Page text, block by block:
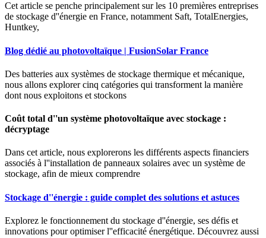
Cet article se penche principalement sur les 10 premières entreprises
de stockage d''énergie en France, notamment Saft, TotalEnergies,
Huntkey,
Blog dédié au photovoltaïque | FusionSolar France
Des batteries aux systèmes de stockage thermique et mécanique,
nous allons explorer cinq catégories qui transforment la manière
dont nous exploitons et stockons
Coût total d''un système photovoltaïque avec stockage :
décryptage
Dans cet article, nous explorerons les différents aspects financiers
associés à l''installation de panneaux solaires avec un système de
stockage, afin de mieux comprendre
Stockage d''énergie : guide complet des solutions et astuces
Explorez le fonctionnement du stockage d''énergie, ses défis et
innovations pour optimiser l''efficacité énergétique. Découvrez aussi